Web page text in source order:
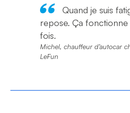
Quand je suis
repose. Ça fonctionne
fois.
Michel, chauffeur d’autocar
LeFun